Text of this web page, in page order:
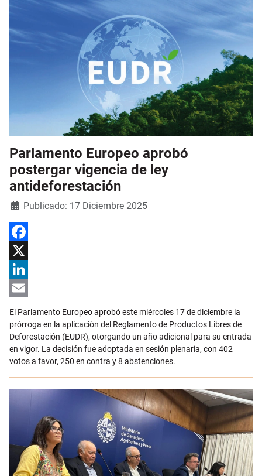
Parlamento Europeo aprobó
postergar vigencia de ley
antideforestación
Detalles
Publicado: 17 Diciembre 2025
Facebook
X
LinkedIn
Email
El Parlamento Europeo aprobó este miércoles 17 de diciembre la
prórroga en la aplicación del Reglamento de Productos Libres de
Deforestación (EUDR), otorgando un año adicional para su entrada
en vigor. La decisión fue adoptada en sesión plenaria, con 402
votos a favor, 250 en contra y 8 abstenciones.